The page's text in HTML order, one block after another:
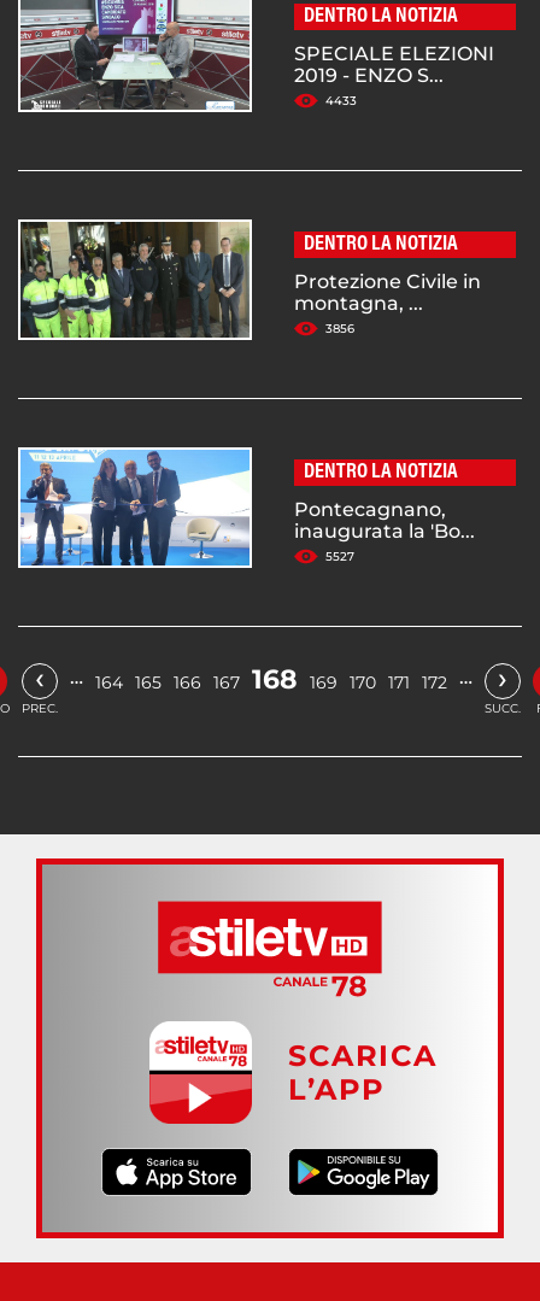
DENTRO LA NOTIZIA
SPECIALE ELEZIONI
2019 - ENZO S...
4433
DENTRO LA NOTIZIA
Protezione Civile in
montagna, ...
3856
DENTRO LA NOTIZIA
Pontecagnano,
inaugurata la 'Bo...
5527
‹
PREC.
… 164 165 166 167 168 169 170 171 172 … ›
SUCC.
SCARICA
L’APP